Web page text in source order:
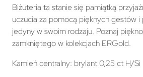
Biżuteria ta stanie się pamiątką
uczucia za pomocą pięknych gestów
jedyny w swoim rodzaju. Poznaj
zamkniętego w kolekcjach ERGold.
Kamień centralny: brylant 0,25 ct H/Si